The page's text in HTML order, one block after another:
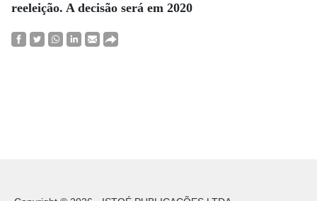
reeleição. A decisão será em 2020